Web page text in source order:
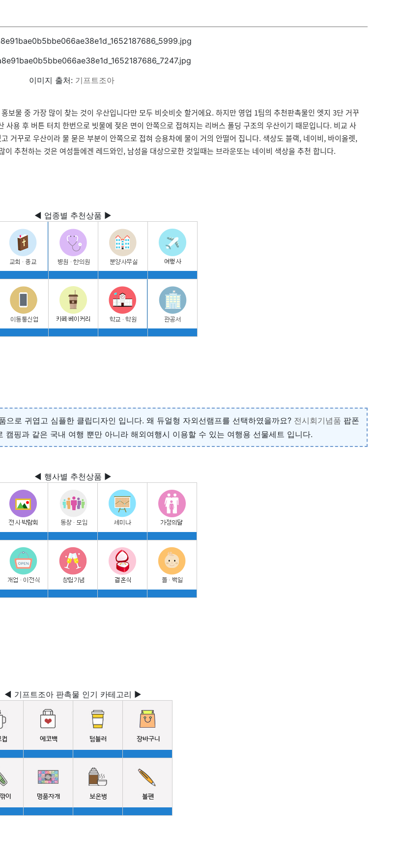
이미지 출처: 기프트조아
보물 중 가장 많이 찾는 것이 우산입니다만 모두 비슷비슷 할거에요. 하지만 영업 1팀의 추천판촉물인 엣지 3단 거꾸
용 후 버튼 터치 한번으로 빗물에 젖은 면이 안쪽으로 접혀지는 리버스 폴딩 구조의 우산이기 때문입니다. 비교 사
거꾸로 우산이라 물 묻은 부분이 안쪽으로 접혀 승용차에 물이 거의 안떨어 집니다. 색상도 블랙, 네이비, 바이올렛,
추천하는 것은 여성들에겐 레드와인, 남성을 대상으로한 것일때는 브라운또는 네이비 색상을 추천 합니다.
◀ 업종별 추천상품 ▶
로 귀엽고 심플한 클립디자인 입니다. 왜 듀얼형 자외선램프를 선택하였을까요? 전시회기념품 팝폰
핑과 같은 국내 여행 뿐만 아니라 해외여행시 이용할 수 있는 여행용 선물세트 입니다.
◀ 행사별 추천상품 ▶
◀ 기프트조아 판촉물 인기 카테고리 ▶